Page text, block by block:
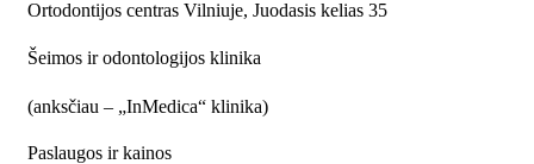
Ortodontijos centras Vilniuje, Juodasis kelias 35
Šeimos ir odontologijos klinika
(anksčiau – „InMedica“ klinika)
Paslaugos ir kainos